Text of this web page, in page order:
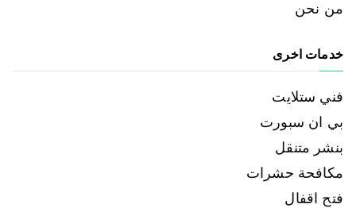
من نحن
خدمات اخرى
فني ستلايت
بي ان سبورت
بنشر متنقل
مكافحة حشرات
فتح اقفال